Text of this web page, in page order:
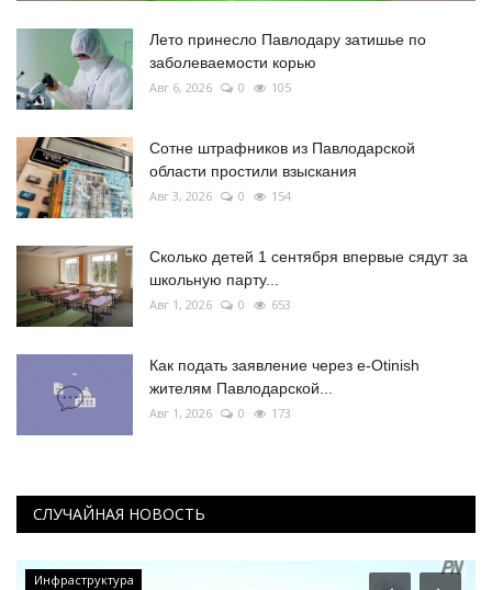
Лето принесло Павлодару затишье по
заболеваемости корью
Авг 6, 2026 0 105
Сотне штрафников из Павлодарской
области простили взыскания
Авг 3, 2026 0 154
Сколько детей 1 сентября впервые сядут за
школьную парту...
Авг 1, 2026 0 653
Как подать заявление через e-Otinish
жителям Павлодарской...
Авг 1, 2026 0 173
СЛУЧАЙНАЯ НОВОСТЬ
Инфраструктура